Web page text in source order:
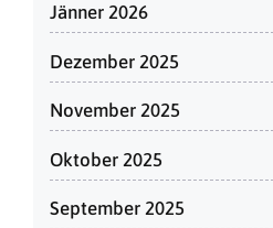
Jänner 2026
Dezember 2025
November 2025
Oktober 2025
September 2025